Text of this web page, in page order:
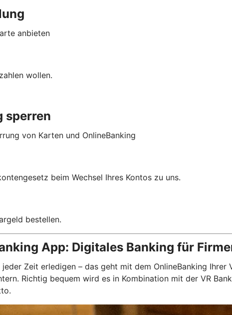
anbieten
wollen.
sperren
von Karten und OnlineBanking
beim Wechsel Ihres Kontos zu uns.
bestellen.
App: Digitales Banking für
Zeit erledigen – das geht mit dem OnlineBanking
Richtig bequem wird es in Kombination mit der VR